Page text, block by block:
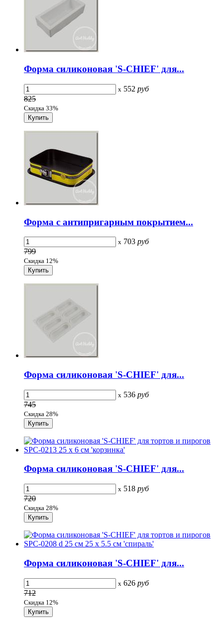
Форма силиконовая 'S-CHIEF' для...
x 552 руб
825
Скидка 33%
Форма с антипригарным покрытием...
x 703 руб
799
Скидка 12%
Форма силиконовая 'S-CHIEF' для...
x 536 руб
745
Скидка 28%
Форма силиконовая 'S-CHIEF' для...
x 518 руб
720
Скидка 28%
Форма силиконовая 'S-CHIEF' для...
x 626 руб
712
Скидка 12%